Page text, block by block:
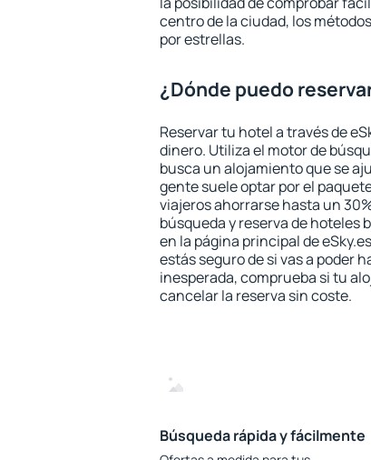
centro de la ciudad, los
por estrellas.
¿Dónde puedo
Reservar tu hotel a través de
dinero. Utiliza el motor de
busca un alojamiento que se
gente suele optar por el
viajeros ahorrarse hasta un
búsqueda y reserva de hoteles
en la página principal de
estás seguro de si vas a poder
inesperada, comprueba si tu
cancelar la reserva sin coste.
Búsqueda rápida y fácilmente